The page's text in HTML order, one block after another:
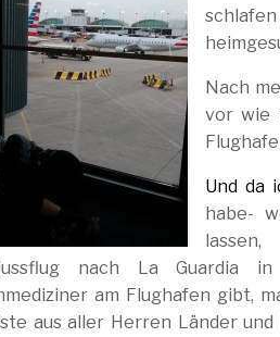
schlafen
Nach
vor wie
Und da
habe-
nach La Guardia
am Flughafen gibt,
aus aller Herren Länder